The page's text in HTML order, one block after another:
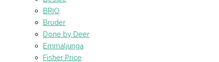
BRIO
Bruder
Done by Deer
Emmaljunga
Fisher Price